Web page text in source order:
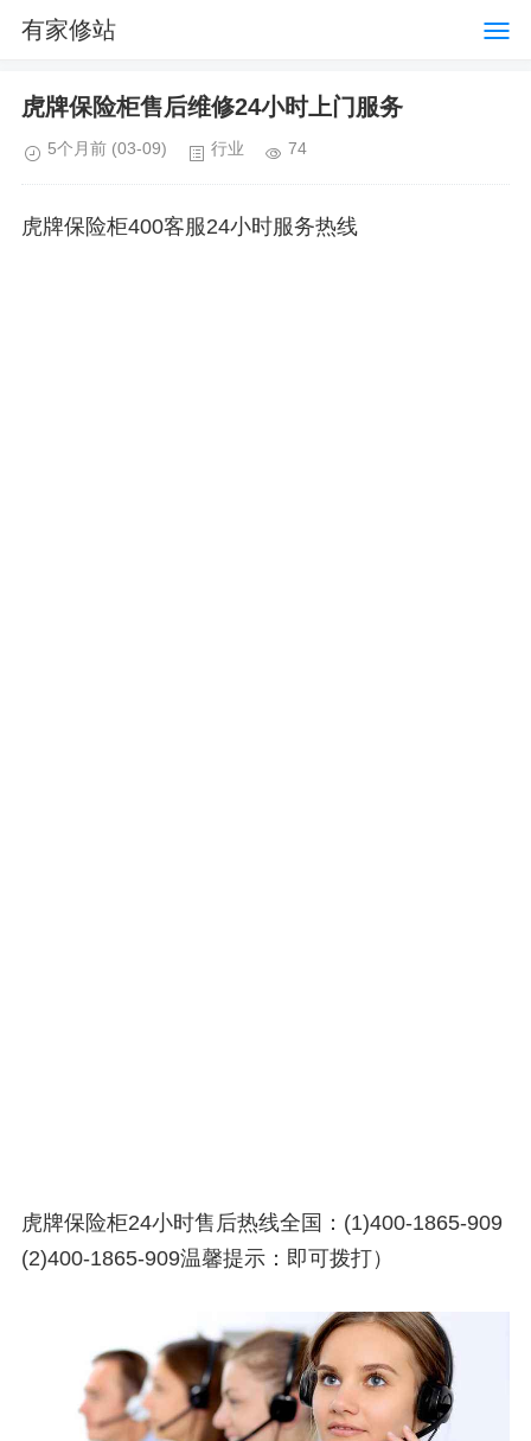
有家修站
虎牌保险柜售后维修24小时上门服务
5个月前 (03-09) 行业 74
虎牌保险柜400客服24小时服务热线
虎牌保险柜24小时售后热线全国：(1)400-1865-909
(2)400-1865-909温馨提示：即可拨打）